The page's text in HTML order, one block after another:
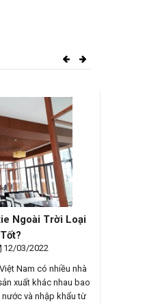
Ngoài Trời Loại
12/03/2022
Nam có nhiều nhà
xuất khác nhau bao
và nhập khẩu từ